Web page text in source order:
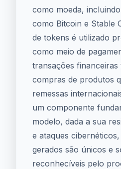
como moeda,
como Bitcoin e Stable
de tokens é utilizado
como meio de
transações financeiras
compras de produtos
remessas
um componente
modelo, dada a sua
e ataques
gerados são únicos e
reconhecíveis pelo